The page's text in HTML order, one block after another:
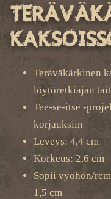
Teräväkärkinen
löytöretkiajan
Tee-se-itse -
korjauksiin
Leveys: 4,4 cm
Korkeus: 2,6 cm
Sopii vyöhön/
1,5 cm